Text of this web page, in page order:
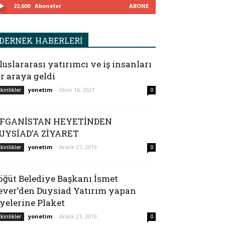
22,600 Aboneler ABONE
HABERLERİ
yatırımcı ve iş insanları
araya geldi
yonetim - Ekim 16, 2021 0
HEYETİNDEN
ZİYARET
yonetim - Aralık 27, 2019 0
Belediye Başkanı İsmet
Duysiad Yatırım yapan
Plaket
yonetim - Aralık 23, 2019 0